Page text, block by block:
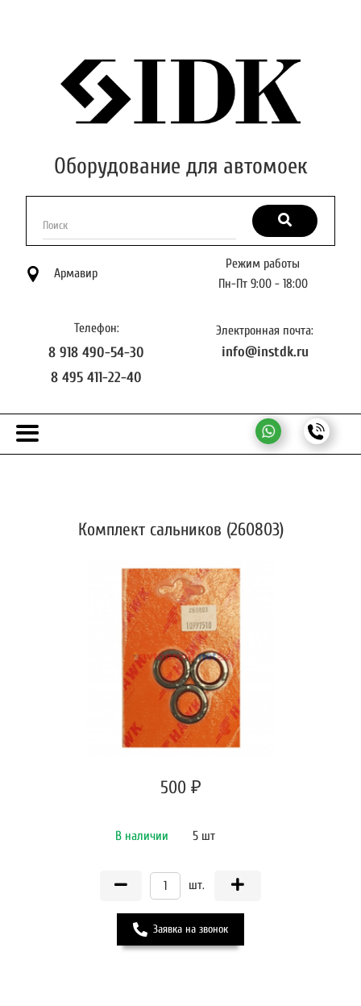
Оборудование для автомоек
Поиск
Армавир
Режим работы
Пн-Пт 9:00 - 18:00
Телефон:
8 918 490-54-30
8 495 411-22-40
Электронная почта:
info@instdk.ru
Комплект сальников (260803)
500 ₽
В наличии 5 шт
шт.
Заявка на звонок